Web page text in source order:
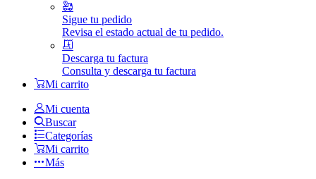
Sigue tu pedido
Revisa el estado actual de tu pedido.
Descarga tu factura
Consulta y descarga tu factura
Mi carrito
Mi cuenta
Buscar
Categorías
Mi carrito
Más